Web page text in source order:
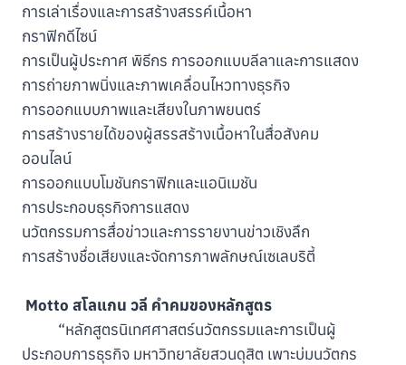
การเล่าเรื่องและการสร้างสรรค์เนื้อหา
กราฟิกดีไซน์
การเป็นผู้ประกาศ พิธีกร การออกแบบลีลาและการแสดง
การถ่ายภาพนิ่งและภาพเคลื่อนไหวทางธุรกิจ
การออกแบบภาพและเสียงในภาพยนตร์
การสร้างรายได้ของผู้สรรสร้างเนื้อหาในสื่อสังคม
ออนไลน์
การออกแบบโมชันกราฟิกและแอนิเมชัน
การประกอบธุรกิจการแสดง
นวัตกรรมการสื่อข่าวและการรายงานข่าวเชิงลึก
การสร้างชื่อเสียงและจัดการภาพลักษณ์เซเลบริตี้
Motto สโลแกน วลี คำคมของหลักสูตร
“หลักสูตรนิเทศศาสตร์นวัตกรรมและการเป็นผู้
ประกอบการธุรกิจ มหาวิทยาลัยสวนดุสิต เพาะบ่มนวัตกร